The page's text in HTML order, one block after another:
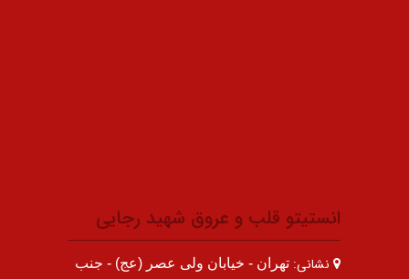
انستیتو قلب و عروق شهید رجایی
نشانی: تهران - خیابان ولی عصر (عج) - جنب